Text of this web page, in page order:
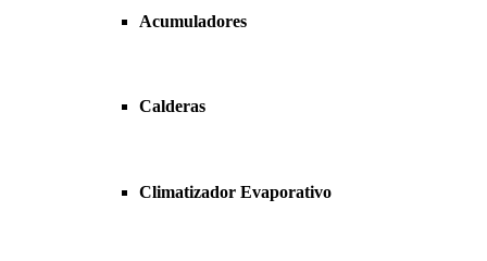
Acumuladores
Calderas
Climatizador Evaporativo